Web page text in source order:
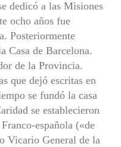
dedicó a las Misiones
ocho años fue
Posteriormente
Casa de Barcelona.
de la Provincia.
que dejó escritas en
se fundó la casa
se establecieron
española («de
Vicario General de la